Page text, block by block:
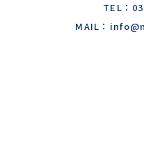
TEL：
MAIL：